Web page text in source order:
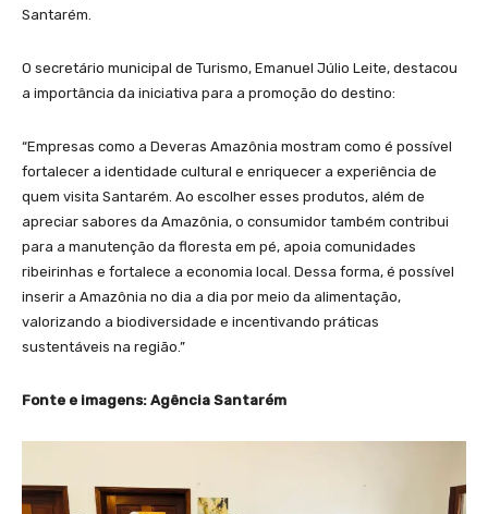
Santarém.
O secretário municipal de Turismo, Emanuel Júlio Leite, destacou
a importância da iniciativa para a promoção do destino:
“Empresas como a Deveras Amazônia mostram como é possível
fortalecer a identidade cultural e enriquecer a experiência de
quem visita Santarém. Ao escolher esses produtos, além de
apreciar sabores da Amazônia, o consumidor também contribui
para a manutenção da floresta em pé, apoia comunidades
ribeirinhas e fortalece a economia local. Dessa forma, é possível
inserir a Amazônia no dia a dia por meio da alimentação,
valorizando a biodiversidade e incentivando práticas
sustentáveis na região.”
Fonte e imagens: Agência Santarém